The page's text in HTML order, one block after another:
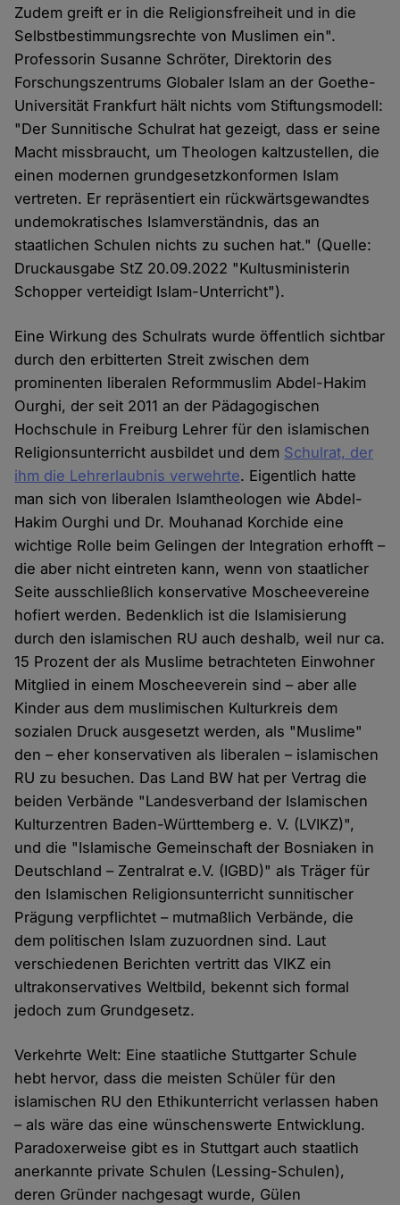
Zudem greift er in die Religionsfreiheit und in die
Selbstbestimmungsrechte von Muslimen ein".
Professorin Susanne Schröter, Direktorin des
Forschungszentrums Globaler Islam an der Goethe-
Universität Frankfurt hält nichts vom Stiftungsmodell:
"Der Sunnitische Schulrat hat gezeigt, dass er seine
Macht missbraucht, um Theologen kaltzustellen, die
einen modernen grundgesetzkonformen Islam
vertreten. Er repräsentiert ein rückwärtsgewandtes
undemokratisches Islamverständnis, das an
staatlichen Schulen nichts zu suchen hat." (Quelle:
Druckausgabe StZ 20.09.2022 "Kultusministerin
Schopper verteidigt Islam-Unterricht").
Eine Wirkung des Schulrats wurde öffentlich sichtbar
durch den erbitterten Streit zwischen dem
prominenten liberalen Reformmuslim Abdel-Hakim
Ourghi, der seit 2011 an der Pädagogischen
Hochschule in Freiburg Lehrer für den islamischen
Religionsunterricht ausbildet und dem Schulrat, der
ihm die Lehrerlaubnis verwehrte. Eigentlich hatte
man sich von liberalen Islamtheologen wie Abdel-
Hakim Ourghi und Dr. Mouhanad Korchide eine
wichtige Rolle beim Gelingen der Integration erhofft –
die aber nicht eintreten kann, wenn von staatlicher
Seite ausschließlich konservative Moscheevereine
hofiert werden. Bedenklich ist die Islamisierung
durch den islamischen RU auch deshalb, weil nur ca.
15 Prozent der als Muslime betrachteten Einwohner
Mitglied in einem Moscheeverein sind – aber alle
Kinder aus dem muslimischen Kulturkreis dem
sozialen Druck ausgesetzt werden, als "Muslime"
den – eher konservativen als liberalen – islamischen
RU zu besuchen. Das Land BW hat per Vertrag die
beiden Verbände "Landesverband der Islamischen
Kulturzentren Baden-Württemberg e. V. (LVIKZ)",
und die "Islamische Gemeinschaft der Bosniaken in
Deutschland – Zentralrat e.V. (IGBD)" als Träger für
den Islamischen Religionsunterricht sunnitischer
Prägung verpflichtet – mutmaßlich Verbände, die
dem politischen Islam zuzuordnen sind. Laut
verschiedenen Berichten vertritt das VIKZ ein
ultrakonservatives Weltbild, bekennt sich formal
jedoch zum Grundgesetz.
Verkehrte Welt: Eine staatliche Stuttgarter Schule
hebt hervor, dass die meisten Schüler für den
islamischen RU den Ethikunterricht verlassen haben
– als wäre das eine wünschenswerte Entwicklung.
Paradoxerweise gibt es in Stuttgart auch staatlich
anerkannte private Schulen (Lessing-Schulen),
deren Gründer nachgesagt wurde, Gülen